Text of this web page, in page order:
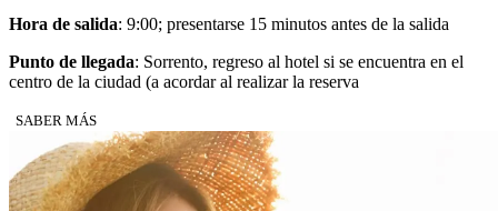
Hora de salida: 9:00; presentarse 15 minutos antes de la salida
Punto de llegada: Sorrento, regreso al hotel si se encuentra en el
centro de la ciudad (a acordar al realizar la reserva
SABER MÁS